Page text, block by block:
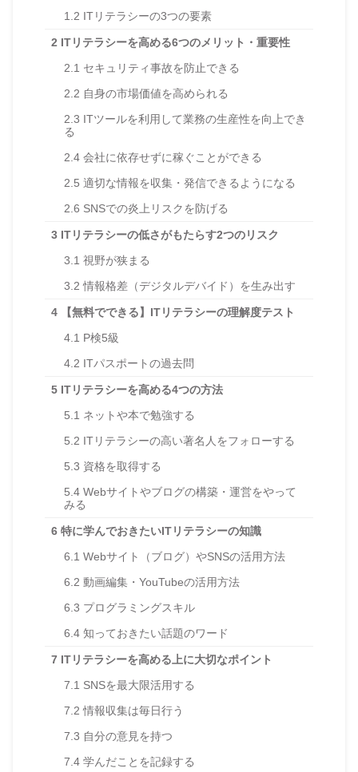
1.2 ITリテラシーの3つの要素
2 ITリテラシーを高める6つのメリット・重要性
2.1 セキュリティ事故を防止できる
2.2 自身の市場価値を高められる
2.3 ITツールを利用して業務の生産性を向上でき
る
2.4 会社に依存せずに稼ぐことができる
2.5 適切な情報を収集・発信できるようになる
2.6 SNSでの炎上リスクを防げる
3 ITリテラシーの低さがもたらす2つのリスク
3.1 視野が狭まる
3.2 情報格差（デジタルデバイド）を生み出す
4 【無料でできる】ITリテラシーの理解度テスト
4.1 P検5級
4.2 ITパスポートの過去問
5 ITリテラシーを高める4つの方法
5.1 ネットや本で勉強する
5.2 ITリテラシーの高い著名人をフォローする
5.3 資格を取得する
5.4 Webサイトやブログの構築・運営をやって
みる
6 特に学んでおきたいITリテラシーの知識
6.1 Webサイト（ブログ）やSNSの活用方法
6.2 動画編集・YouTubeの活用方法
6.3 プログラミングスキル
6.4 知っておきたい話題のワード
7 ITリテラシーを高める上に大切なポイント
7.1 SNSを最大限活用する
7.2 情報収集は毎日行う
7.3 自分の意見を持つ
7.4 学んだことを記録する